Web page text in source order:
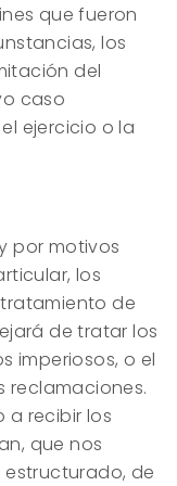
que fueron
los
del
caso
ejercicio o la
por motivos
los
de
de tratar los
imperiosos, o el
reclamaciones.
a recibir los
que nos
de